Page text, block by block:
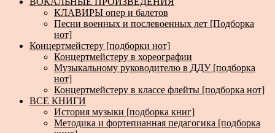
КЛАВИРЫ опер и балетов
Песни военных и послевоенных лет [Подборка
нот]
Концертмейстеру [подборки нот]
Концертмейстеру в хореографии
Музыкальному руководителю в ДДУ [подборка
нот]
Концертмейстеру в классе флейты [подборка нот]
ВСЕ КНИГИ
История музыки [подборка книг]
Методика и фортепианная педагогика [подборка